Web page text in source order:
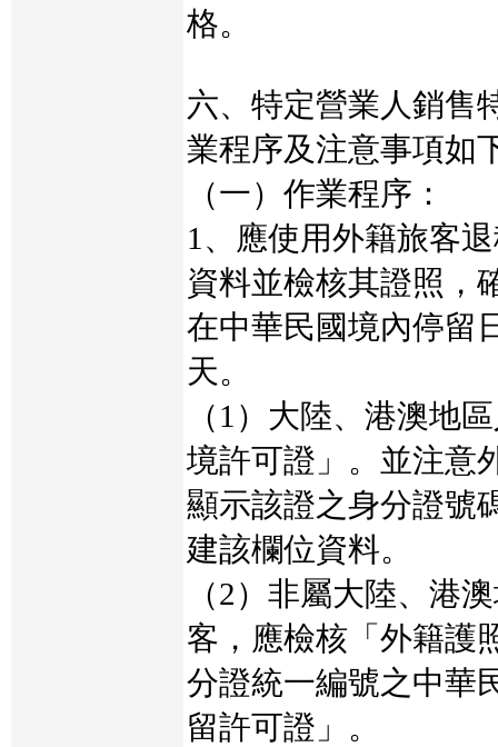
格。
六、特定營業人銷售
業程序及注意事項如
（一）作業程序：
1、應使用外籍旅客
資料並檢核其證照，
在中華民國境內停留
天。
（1）大陸、港澳地
境許可證」。並注意
顯示該證之身分證號
建該欄位資料。
（2）非屬大陸、港
客，應檢核「外籍護
分證統一編號之中華
留許可證」。